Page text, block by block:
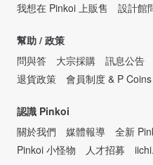
我想在 Pinkoi 上販售
設計館
幫助 / 政策
問與答
大宗採購 訊息公告
退貨政策
會員制度 & P
認識 Pinkoi
關於我們
媒體報導 全新
Pinkoi 小怪物
人才招募